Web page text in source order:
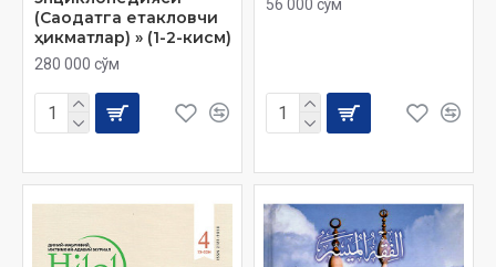
(Саодатга етакловчи
ҳикматлар) » (1-2-кисм)
280 000 сўм
56 000 сўм